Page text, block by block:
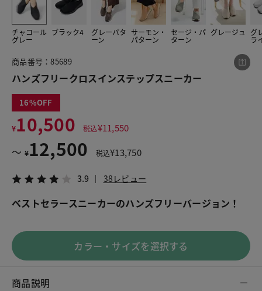
チャコール
グレー
ブラック4 グレーパタ
ーン
サーモン・
パターン
セージ・パ
ターン
グレージュ グ
ラ
161
商品番号：85689
ハンズフリークロスインステップスニーカー
16
¥10,500 税込¥11,550
〜 ¥12,500 税込¥13,750
3.9 38レビュー
ベストセラースニーカーのハンズフリーバージョン！
カラー・サイズを選択する
商品説明
この商品をシェアする
¥10,500
税込¥11,550
LINE X メール